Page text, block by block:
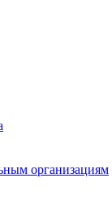
организациям